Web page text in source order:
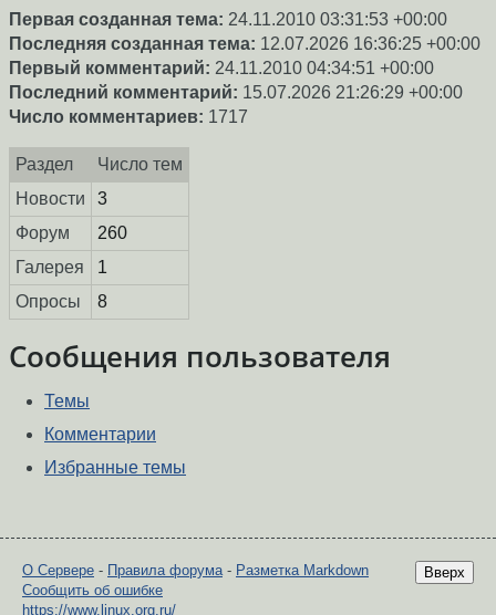
Первая созданная тема: 24.11.2010 03:31:53 +00:00
Последняя созданная тема: 12.07.2026 16:36:25 +00:00
Первый комментарий: 24.11.2010 04:34:51 +00:00
Последний комментарий: 15.07.2026 21:26:29 +00:00
Число комментариев: 1717
Раздел
Число тем
Новости
3
Форум
260
Галерея
1
Опросы
8
Сообщения пользователя
Темы
Комментарии
Избранные темы
Вверх
О Сервере - Правила форума - Разметка Markdown
Сообщить об ошибке
https://www.linux.org.ru/